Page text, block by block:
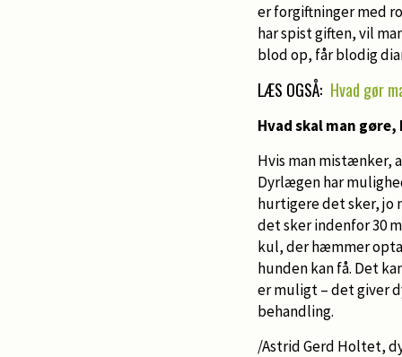
er forgiftninger med
har spist giften, vil
blod op, får blodig
LÆS OGSÅ: Hvad gør
Hvad skal man
Hvis man mistænker,
Dyrlægen har
hurtigere det sker, jo
det sker indenfor 30
kul, der hæmmer
hunden kan få. Det
er muligt – det giver
behandling.
/Astrid Gerd Holtet,